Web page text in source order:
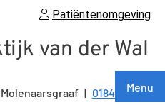
Patiëntenomgeving
van der Wal
Menu
Molenaarsgraaf Tel:
0184 641 215